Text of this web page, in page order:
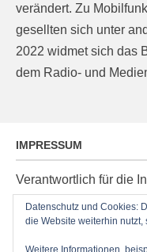
verändert. Zu
gesellten sich unter
2022 widmet sich das
dem Radio- und
IMPRESSUM
Verantwortlich für die
Ziegelacker 20, D-
post@radioblog.eu
Technik und
Datenschutz und Cookies:
die Website weiterhin
Weitere Informationen,